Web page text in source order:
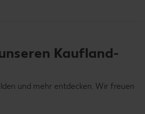
Kaufland-
und mehr entdecken. Wir freuen